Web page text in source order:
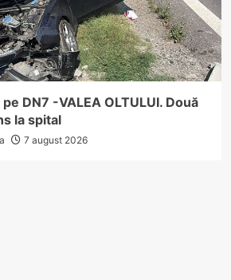
DN7 -VALEA OLTULUI. Două
la spital
7 august 2026